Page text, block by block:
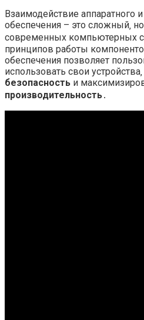
Взаимодействие аппаратного
обеспечения – это сложный‚
современных компьютерных
принципов работы
обеспечения позволяет
использовать свои
безопасность и
производительность․